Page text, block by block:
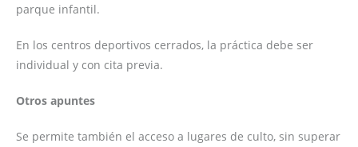
parque infantil.
En los centros deportivos cerrados, la práctica debe ser
individual y con cita previa.
Otros apuntes
Se permite también el acceso a lugares de culto, sin superar